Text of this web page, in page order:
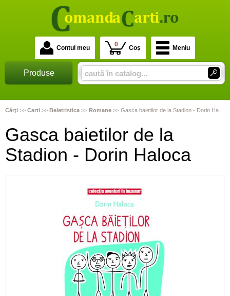
Contul meu 0 Coș Meniu
Produse
Cărţi >> Carti >> Beletristica >> Romane >> Gasca baietilor de la Stadion - Dorin Haloca
Gasca baietilor de la
Stadion - Dorin Haloca